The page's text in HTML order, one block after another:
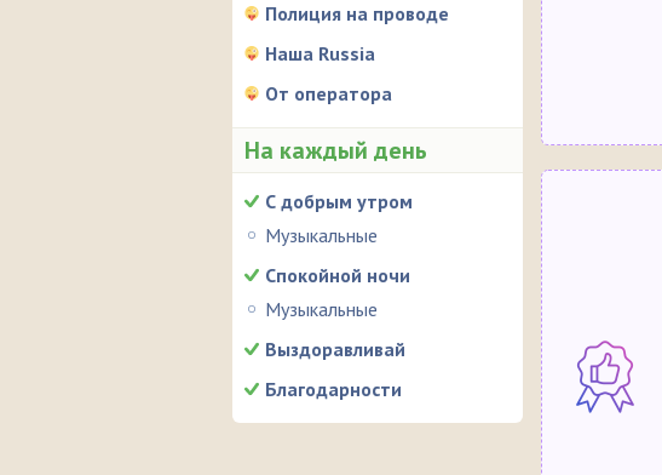
Полиция на проводе
Наша Russia
От оператора
На каждый день
С добрым утром
Музыкальные
Спокойной ночи
Музыкальные
Выздоравливай
Благодарности